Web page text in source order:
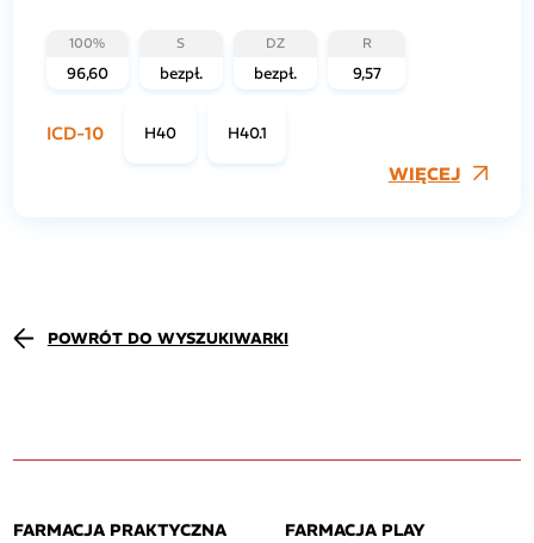
100%
96,60
S
bezpł.
DZ
bezpł.
R
9,57
ICD-10 H40 H40.1
WIĘCEJ
POWRÓT DO WYSZUKIWARKI
FARMACJA PRAKTYCZNA
FARMACJA PLAY